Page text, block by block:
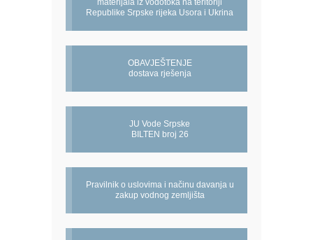
materijala iz vodotoka na teritoriji
Republike Srpske rijeka Usora i Ukrina
OBAVJEŠTENJE
dostava rješenja
JU Vode Srpske
BILTEN broj 26
Pravilnik o uslovima i načinu davanja u
zakup vodnog zemljišta